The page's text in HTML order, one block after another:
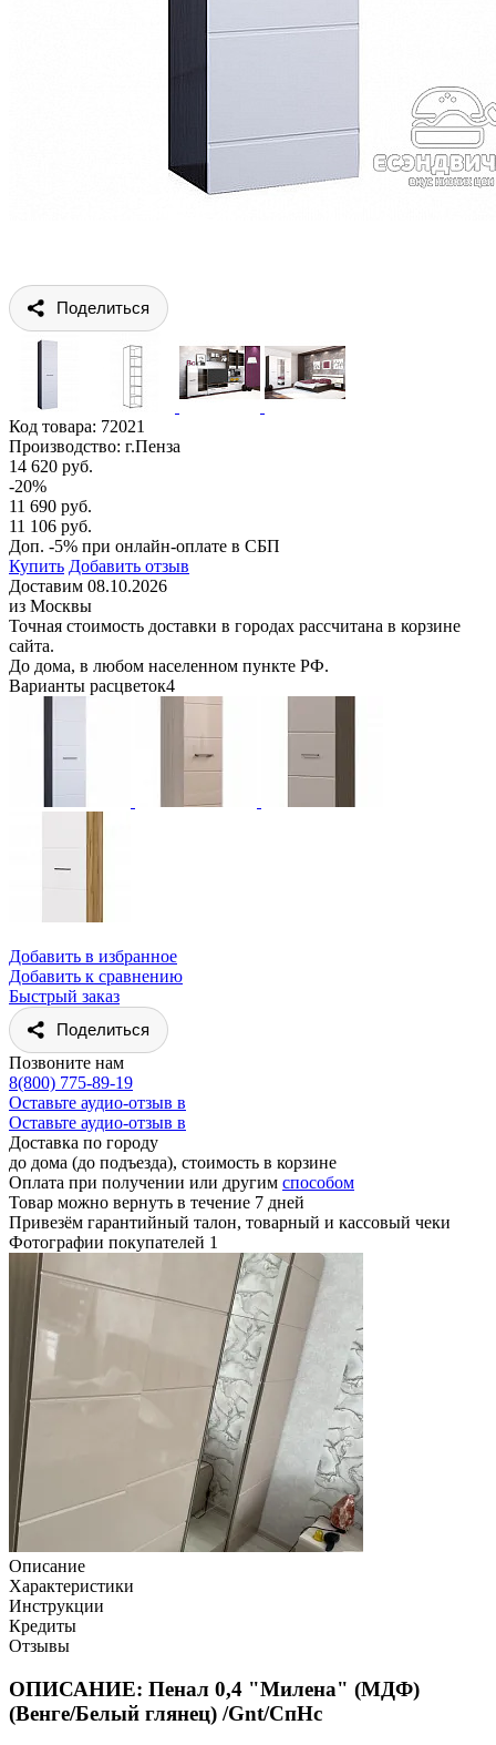
Поделиться
Код товара: 72021
Производство: г.Пенза
14 620 руб.
-20%
11 690 руб.
11 106 руб.
Доп. -5% при онлайн-оплате в СБП
Купить Добавить отзыв
Доставим 08.10.2026
из Москвы
Точная стоимость доставки в городах рассчитана в корзине
сайта.
До дома, в любом населенном пункте РФ.
Варианты расцветок4
Добавить в избранное
Добавить к сравнению
Быстрый заказ
Поделиться
Позвоните нам
8(800) 775-89-19
Оставьте аудио-отзыв в
Оставьте аудио-отзыв в
Доставка по городу
до дома (до подъезда), стоимость в корзине
Оплата при получении или другим способом
Товар можно вернуть в течение 7 дней
Привезём гарантийный талон, товарный и кассовый чеки
Фотографии покупателей 1
Описание
Характеристики
Инструкции
Кредиты
Отзывы
ОПИСАНИЕ: Пенал 0,4 "Милена" (МДФ)
(Венге/Белый глянец) /Gnt/СпНс